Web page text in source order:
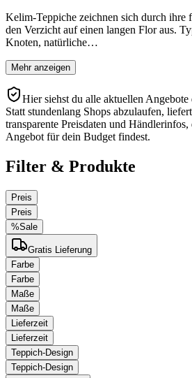
Kelim-Teppiche zeichnen sich durch ihre
den Verzicht auf einen langen Flor aus.
Knoten, natürliche…
Mehr anzeigen
Hier siehst du alle aktuellen Angebote
Statt stundenlang Shops abzulaufen,
transparente Preisdaten und Händlerinfos,
Angebot für dein Budget findest.
Filter & Produkte
Preis
Preis
%Sale
Gratis Lieferung
Farbe
Farbe
Maße
Maße
Lieferzeit
Lieferzeit
Teppich-Design
Teppich-Design